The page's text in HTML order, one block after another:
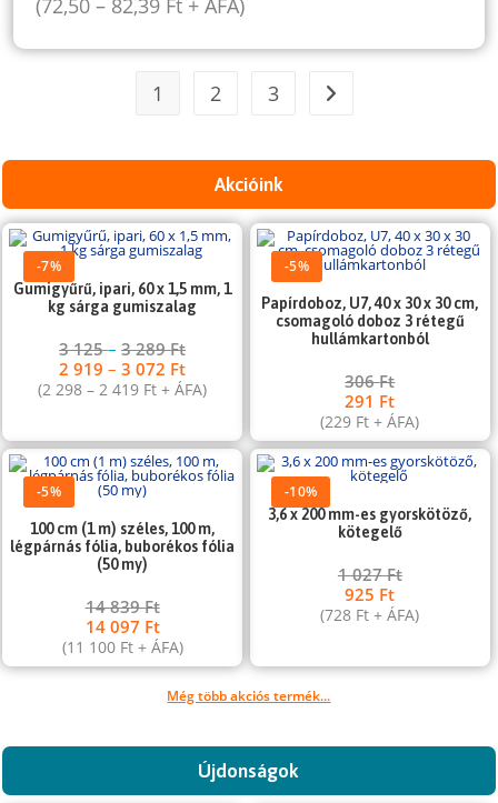
(72,50– 82,39 Ft + ÁFA)
1 2 3
Akcióink
-7%
Gumigyűrű, ipari, 60 x 1,5 mm, 1
kg sárga gumiszalag
3 125–3 289Ft
2 919–3 072 Ft
(2 298–2 419 Ft + ÁFA)
-5%
Papírdoboz, U7, 40 x 30 x 30 cm,
csomagoló doboz 3 rétegű
hullámkartonból
306Ft
291 Ft
(229 Ft + ÁFA)
-5%
100 cm (1 m) széles, 100 m,
légpárnás fólia, buborékos fólia
(50 my)
14 839Ft
14 097 Ft
(11 100 Ft+ ÁFA)
-10%
3,6 x 200 mm-es gyorskötöző,
kötegelő
1 027Ft
925 Ft
(728 Ft + ÁFA)
Még több akciós termék...
Újdonságok